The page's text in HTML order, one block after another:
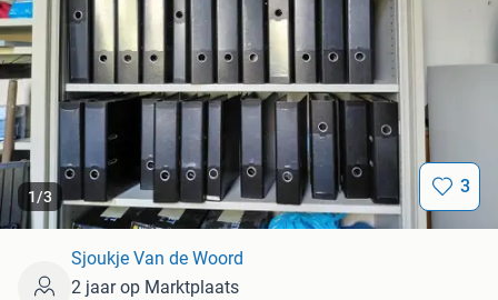
1/3 3
Sjoukje Van de Woord
2 jaar op Marktplaats